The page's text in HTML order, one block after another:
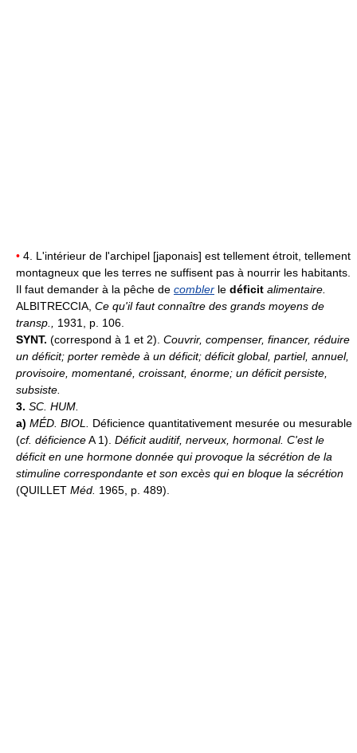
• 4. L'intérieur de l'archipel [japonais] est tellement étroit, tellement
montagneux que les terres ne suffisent pas à nourrir les habitants.
Il faut demander à la pêche de combler le déficit alimentaire.
ALBITRECCIA, Ce qu'il faut connaître des grands moyens de
transp., 1931, p. 106.
SYNT. (correspond à 1 et 2). Couvrir, compenser, financer, réduire
un déficit; porter remède à un déficit; déficit global, partiel, annuel,
provisoire, momentané, croissant, énorme; un déficit persiste,
subsiste.
3. SC. HUM.
a) MÉD. BIOL. Déficience quantitativement mesurée ou mesurable
(cf. déficienceA 1). Déficit auditif, nerveux, hormonal. C'est le
déficit en une hormone donnée qui provoque la sécrétion de la
stimuline correspondante et son excès qui en bloque la sécrétion
(QUILLET Méd. 1965, p. 489).